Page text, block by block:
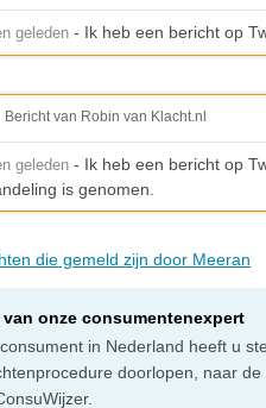
geleden - Ik heb een bericht op
Bericht van Robin van Klacht.nl
geleden - Ik heb een bericht op
is genomen.
die gemeld zijn door Meeran
van onze consumentenexpert
in Nederland heeft u
doorlopen, naar